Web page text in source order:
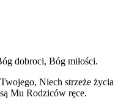
dobroci, Bóg miłości.
Niech strzeże życia
Mu Rodziców ręce.